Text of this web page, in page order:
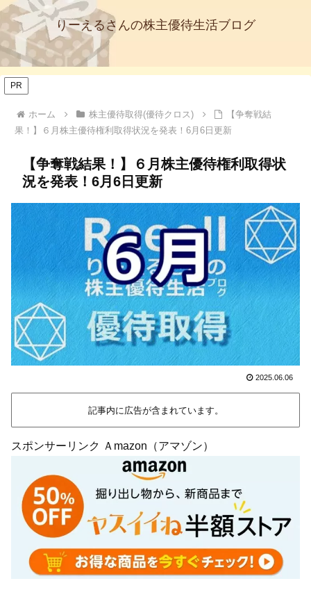
りーえるさんの株主優待生活ブログ
PR
ホーム 株主優待取得(優待クロス)
【争奪戦結
果！】６月株主優待権利取得状況を発表！6月6日更新
【争奪戦結果！】６月株主優待権利取得状
況を発表！6月6日更新
2025.06.06
記事内に広告が含まれています。
スポンサーリンク Ａmazon（アマゾン）